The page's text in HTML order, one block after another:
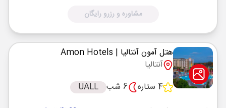
مشاوره و رزرو رایگان
هتل آمون آنتالیا | Amon Hotels
آنتالیا
4 ستاره
6 شب UALL